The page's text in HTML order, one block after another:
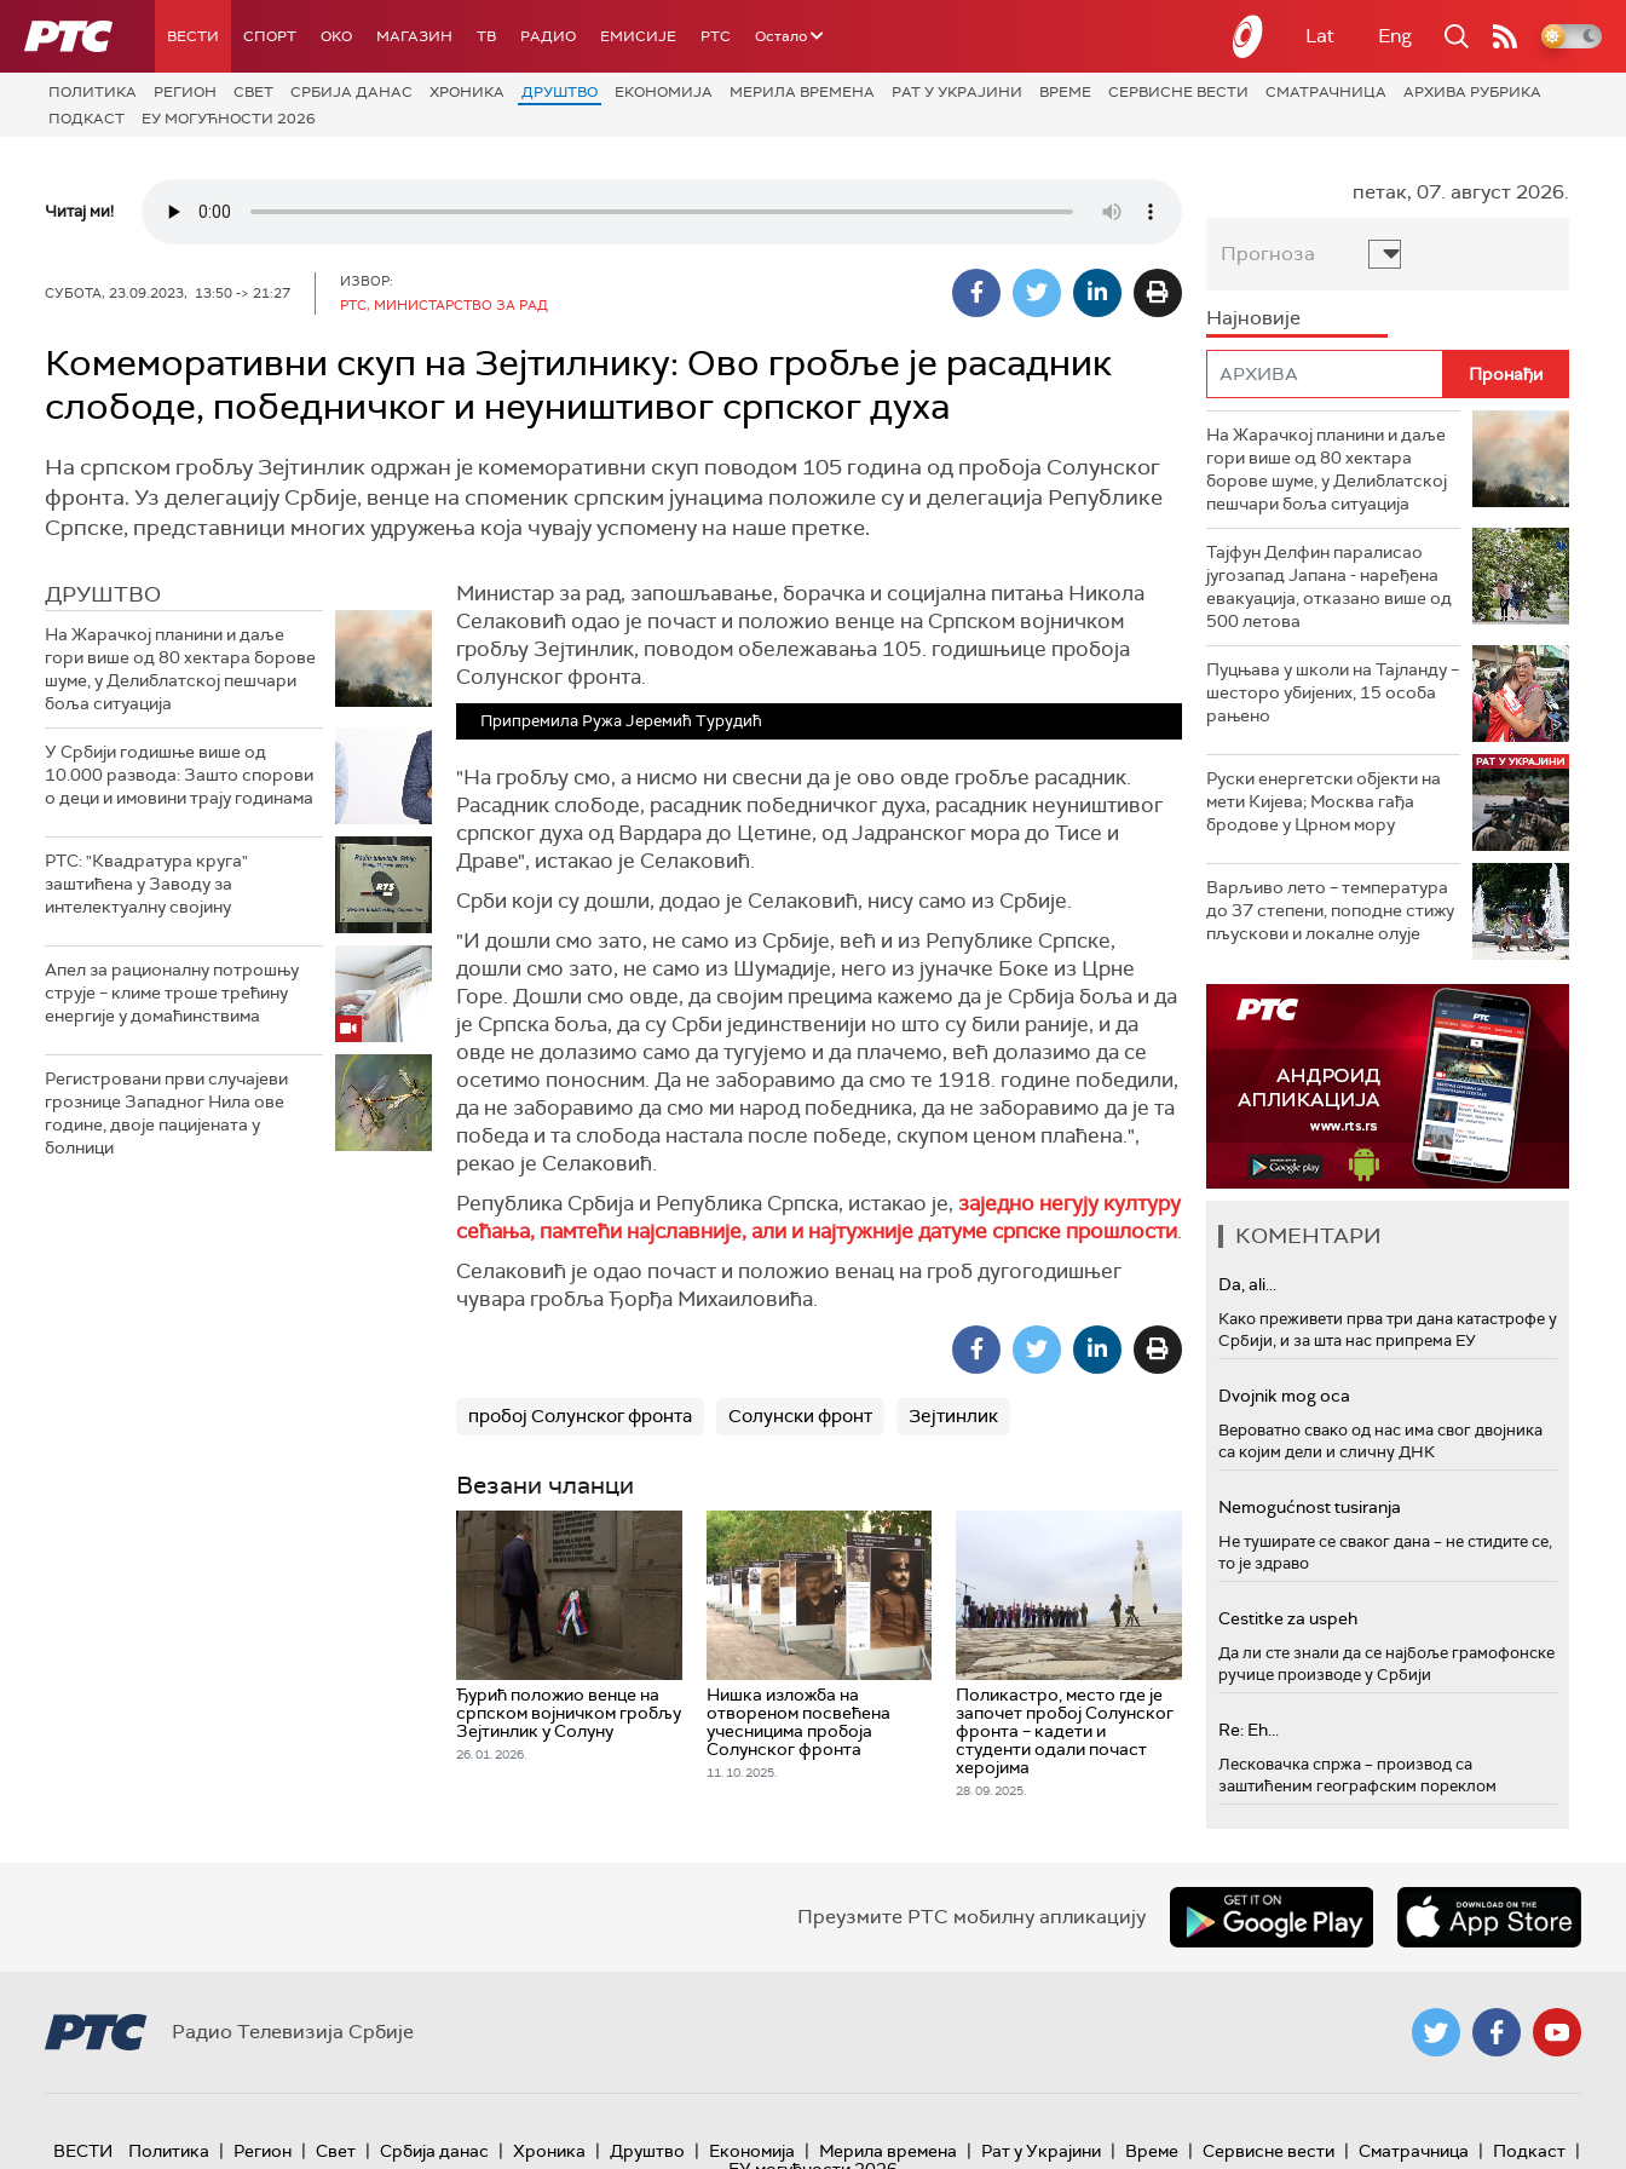
РТС ВЕСТИ СПОРТ OKO МАГАЗИН ТВ РАДИО ЕМИСИЈЕ РТС Остало Lat Eng
ПОЛИТИКА РЕГИОН СВЕТ СРБИЈА ДАНАС ХРОНИКА ДРУШТВО ЕКОНОМИЈА МЕРИЛА ВРЕМЕНА РАТ У УКРАЈИНИ ВРЕМЕ СЕРВИСНЕ ВЕСТИ СМАТРАЧНИЦА
АРХИВА РУБРИКА
ПОДКАСТ
ЕУ МОГУЋНОСТИ 2026
Читај ми!
СУБОТА, 23.09.2023, 13:50 -> 21:27
ИЗВОР:
РТС, МИНИСТАРСТВО ЗА РАД
Комеморативни скуп на Зејтилнику: Ово гробље је расадник
слободе, победничког и неуништивог српског духа
На српском гробљу Зејтинлик одржан је комеморативни скуп поводом 105 година од пробоја Солунског
фронта. Уз делегацију Србије, венце на споменик српским јунацима положиле су и делегација Републике
Српске, представници многих удружења која чувају успомену на наше претке.
ДРУШТВО
На Жарачкој планини и даље
гори више од 80 хектара борове
шуме, у Делиблатској пешчари
боља ситуација
У Србији годишње више од
10.000 развода: Зашто спорови
о деци и имовини трају годинама
РТС: "Квадратура круга"
заштићена у Заводу за
интелектуалну својину
Апел за рационалну потрошњу
струје – климе троше трећину
енергије у домаћинствима
Регистровани први случајеви
грознице Западног Нила ове
године, двоје пацијената у
болници
Министар за рад, запошљавање, борачка и социјална питања Никола
Селаковић одао је почаст и положио венце на Српском војничком
гробљу Зејтинлик, поводом обележавања 105. годишњице пробоја
Солунског фронта.
Припремила Ружа Јеремић Турудић
"На гробљу смо, а нисмо ни свесни да је ово овде гробље расадник.
Расадник слободе, расадник победничког духа, расадник неуништивог
српског духа од Вардара до Цетине, од Јадранског мора до Тисе и
Драве", истакао је Селаковић.
Срби који су дошли, додао је Селаковић, нису само из Србије.
"И дошли смо зато, не само из Србије, већ и из Републике Српске,
дошли смо зато, не само из Шумадије, него из јуначке Боке из Црне
Горе. Дошли смо овде, да својим прецима кажемо да је Србија боља и да
је Српска боља, да су Срби јединственији но што су били раније, и да
овде не долазимо само да тугујемо и да плачемо, већ долазимо да се
осетимо поносним. Да не заборавимо да смо те 1918. године победили,
да не заборавимо да смо ми народ победника, да не заборавимо да је та
победа и та слобода настала после победе, скупом ценом плаћена.",
рекао је Селаковић.
Република Србија и Република Српска, истакао је, заједно негују културу
сећања, памтећи најславније, али и најтужније датуме српске прошлости.
Селаковић је одао почаст и положио венац на гроб дугогодишњег
чувара гробља Ђорђа Михаиловића.
пробој Солунског фронта Солунски фронт Зејтинлик
Везани чланци
Ђурић положио венце на
српском војничком гробљу
Зејтинлик у Солуну
26. 01. 2026.
Нишка изложба на
отвореном посвећена
учесницима пробоја
Солунског фронта
11. 10. 2025.
Поликастро, место где је
започет пробој Солунског
фронта – кадети и
студенти одали почаст
херојима
28. 09. 2025.
петак, 07. август 2026.
Прогноза
Најновије
На Жарачкој планини и даље
гори више од 80 хектара
борове шуме, у Делиблатској
пешчари боља ситуација
Тајфун Делфин паралисао
југозапад Јапана - наређена
евакуација, отказано више од
500 летова
Пуцњава у школи на Тајланду –
шесторо убијених, 15 особа
рањено
Руски енергетски објекти на
мети Кијева; Москва гађа
бродове у Црном мору
Варљиво лето – температура
до 37 степени, поподне стижу
пљускови и локалне олује
КОМЕНТАРИ
Da, ali...
Како преживети прва три дана катастрофе у
Србији, и за шта нас припрема ЕУ
Dvojnik mog oca
Вероватно свако од нас има свог двојника
са којим дели и сличну ДНК
Nemogućnost tusiranja
Не туширате се сваког дана – не стидите се,
то је здраво
Cestitke za uspeh
Да ли сте знали да се најбоље грамофонске
ручице производе у Србији
Re: Eh...
Лесковачка спржа – производ са
заштићеним географским пореклом
Преузмите РТС мобилну апликацију
Радио Телевизија Србије
ВЕСТИ Политика | Регион | Свет | Србија данас | Хроника | Друштво | Економија | Мерила времена | Рат у Украјини | Време | Сервисне вести | Сматрачница | Подкаст |